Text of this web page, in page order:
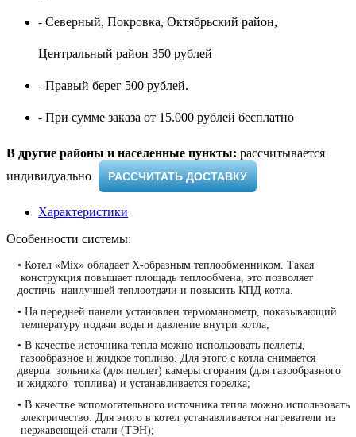
- Северный, Покровка, Октябрьский район,
Центральный район 350 рублей
- Правый берег 500 рублей.
- При сумме заказа от 15.000 рублей бесплатно
В другие районы и населенные пункты: рассчитывается
индивидуально ​
РАССЧИТАТЬ ДОСТАВКУ
Характеристики
Особенности системы:
• Котел «Mix» обладает Х-образным теплообменником. Такая
конструкция повышает площадь теплообмена, это позволяет
достичь наилучшей теплоотдачи и повысить КПД котла.
• На передней панели установлен термоманометр, показывающий
температуру подачи воды и давление внутри котла;
• В качестве источника тепла можно использовать пеллеты,
газообразное и жидкое топливо. Для этого с котла снимается
дверца зольника (для пеллет) камеры сгорания (для газообразного
и жидкого топлива) и устанавливается горелка;
• В качестве вспомогательного источника тепла можно использовать
электричество. Для этого в котел устанавливается нагреватели из
нержавеющей стали (ТЭН);